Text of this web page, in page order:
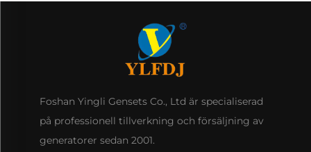
Foshan Yingli Gensets Co., Ltd är specialiserad
på professionell tillverkning och försäljning av
generatorer sedan 2001.